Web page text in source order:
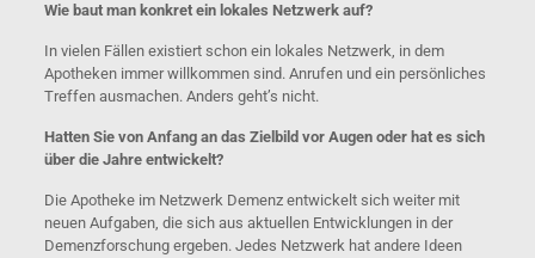
Wie baut man konkret ein lokales Netzwerk auf?
In vielen Fällen existiert schon ein lokales Netzwerk, in dem
Apotheken immer willkommen sind. Anrufen und ein persönliches
Treffen ausmachen. Anders geht’s nicht.
Hatten Sie von Anfang an das Zielbild vor Augen oder hat es sich
über die Jahre entwickelt?
Die Apotheke im Netzwerk Demenz entwickelt sich weiter mit
neuen Aufgaben, die sich aus aktuellen Entwicklungen in der
Demenzforschung ergeben. Jedes Netzwerk hat andere Ideen